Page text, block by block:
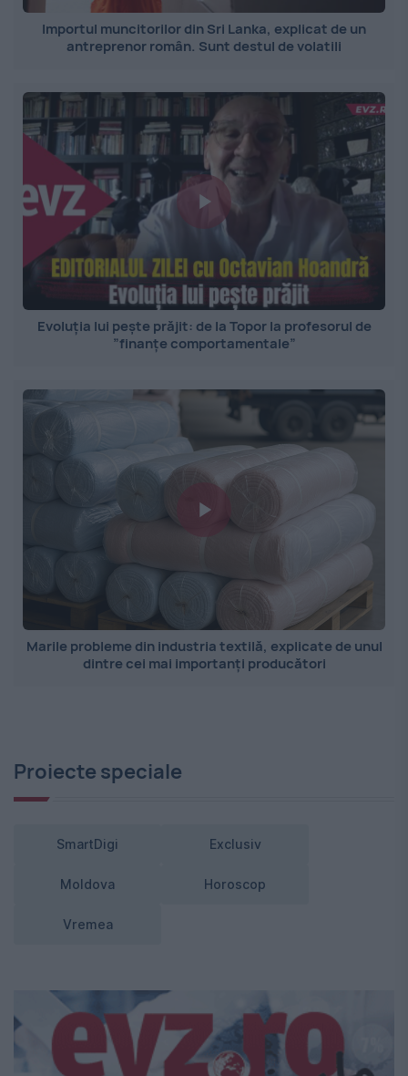
Importul muncitorilor din Sri Lanka, explicat de un
antreprenor român. Sunt destul de volatili
Evoluția lui pește prăjit: de la Topor la profesorul de
”finanțe comportamentale”
Marile probleme din industria textilă, explicate de unul
dintre cei mai importanți producători
Proiecte speciale
SmartDigi Exclusiv
Moldova Horoscop
Vremea